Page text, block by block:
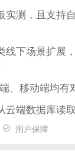
实测，且支持
线下场景扩展
、移动端均有
云端数据库读
号设置。
用户保障